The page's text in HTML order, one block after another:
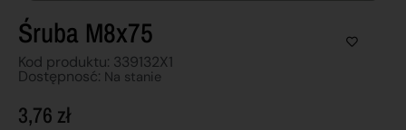
Śruba M8x75
Kod produktu: 339132X1
Dostępnosć: Na stanie
3,76 zł